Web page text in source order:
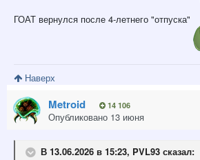
ГОАТ вернулся после 4-летнего "отпуска"
Наверх
Metroid 14 106
Опубликовано 13 июня
В 13.06.2026 в 15:23, PVL93 сказал: